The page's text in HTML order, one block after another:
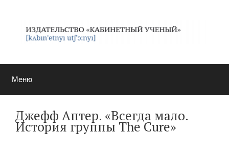
содержимому
Меню
Джефф Аптер. «Всегда мало.
История группы The Cure»